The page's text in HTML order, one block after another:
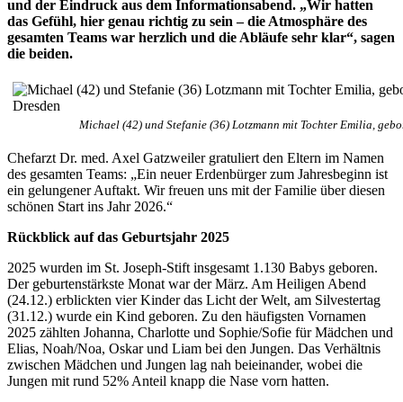
und der Eindruck aus dem Informationsabend. „Wir hatten
das Gefühl, hier genau richtig zu sein – die Atmosphäre des
gesamten Teams war herzlich und die Abläufe sehr klar“, sagen
die beiden.
Michael (42) und Stefanie (36) Lotzmann mit Tochter Emilia,
Chefarzt Dr. med. Axel Gatzweiler gratuliert den Eltern im Namen
des gesamten Teams: „Ein neuer Erdenbürger zum Jahresbeginn ist
ein gelungener Auftakt. Wir freuen uns mit der Familie über diesen
schönen Start ins Jahr 2026.“
Rückblick auf das Geburtsjahr 2025
2025 wurden im St. Joseph-Stift insgesamt 1.130 Babys geboren.
Der geburtenstärkste Monat war der März. Am Heiligen Abend
(24.12.) erblickten vier Kinder das Licht der Welt, am Silvestertag
(31.12.) wurde ein Kind geboren. Zu den häufigsten Vornamen
2025 zählten Johanna, Charlotte und Sophie/Sofie für Mädchen und
Elias, Noah/Noa, Oskar und Liam bei den Jungen. Das Verhältnis
zwischen Mädchen und Jungen lag nah beieinander, wobei die
Jungen mit rund 52% Anteil knapp die Nase vorn hatten.